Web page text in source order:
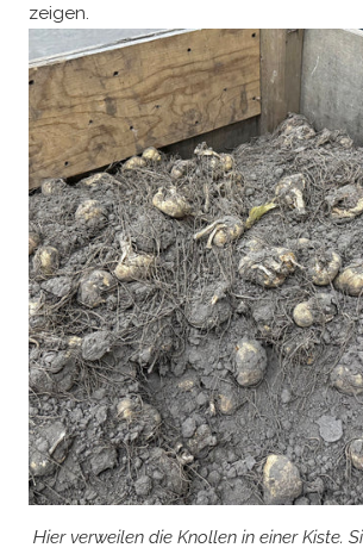
zeigen.
Hier verweilen die Knollen in einer Kiste.